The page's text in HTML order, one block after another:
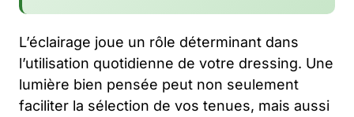
L’éclairage joue un rôle déterminant dans
l’utilisation quotidienne de votre dressing. Une
lumière bien pensée peut non seulement
faciliter la sélection de vos tenues, mais aussi